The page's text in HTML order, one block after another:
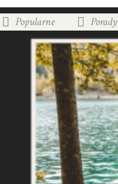
Popularne Porady